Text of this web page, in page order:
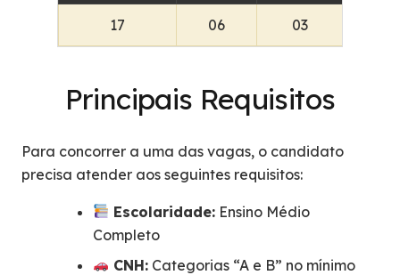
17 06 03
Principais Requisitos
Para concorrer a uma das vagas, o candidato
precisa atender aos seguintes requisitos:
Escolaridade: Ensino Médio
Completo
CNH: Categorias “A e B” no mínimo